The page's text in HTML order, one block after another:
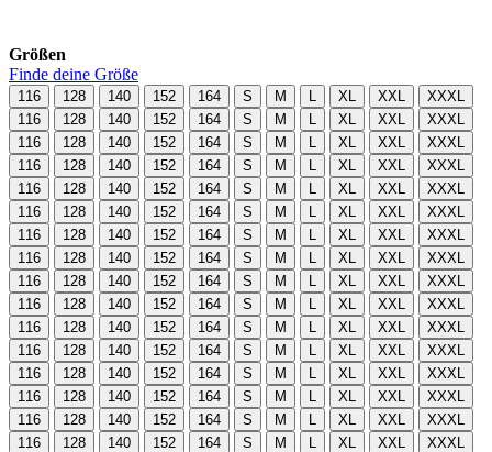
Größen
Finde deine Größe
116 128 140 152 164 S M XL XXL
XXXL
116
128 140 152 164 S M XL XXL
XXXL
116
128 140 152 164 S M XL XXL
XXXL
116
128 140 152 164 S M XL XXL
XXXL
116
128 140 152 164 S M XL XXL
XXXL
116
128 140 152 164 S M XL XXL
XXXL
116
128 140 152 164 S M XL XXL
XXXL
116
128 140 152 164 S M XL XXL
XXXL
116
128 140 152 164 S M XL XXL
XXXL
116
128 140 152 164 S M XL XXL
XXXL
116
128 140 152 164 S M XL XXL
XXXL
116
128 140 152 164 S M XL XXL
XXXL
116
128 140 152 164 S M XL XXL
XXXL
116
128 140 152 164 S M XL XXL
XXXL
116
128 140 152 164 S M XL XXL
XXXL
116
128 140 152 164 S M XL XXL XXXL